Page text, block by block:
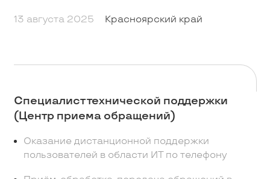
13 августа 2025 Красноярский край
Специалист технической поддержки
(Центр приема обращений)
Оказание дистанционной поддержки
пользователей в области ИТ по телефону